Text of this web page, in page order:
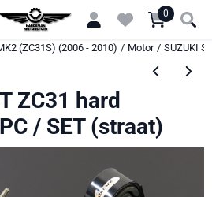
gesloten. 0
(ZC31S) (2006 - 2010) / Motor / SUZUKI
ZC31 hard
/ SET (straat)